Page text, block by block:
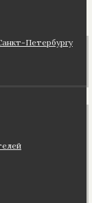
Петербургу